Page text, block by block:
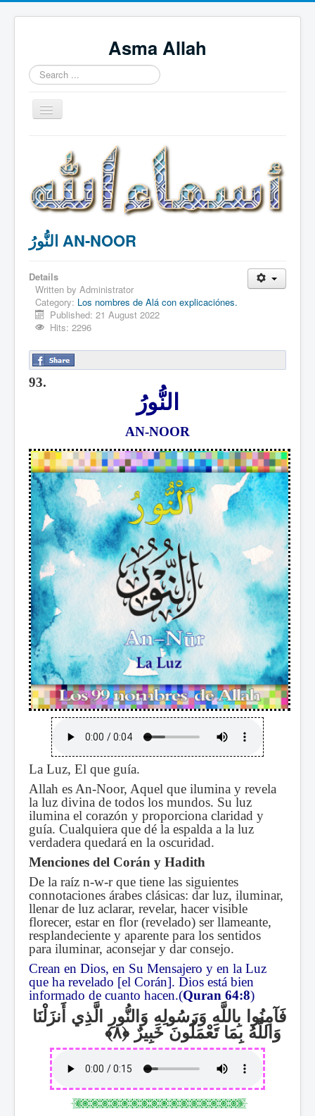
Asma Allah
Search
...
Toggle
Navigation
Intro Videos
Français
中国人
Español
English
Português
النُّورُ AN-NOOR
Details
Written by Administrator
Category: Los nombres de Alá con explicaciónes.
Published: 21 August 2022
Hits: 2296
93.
النُّورُ
AN-NOOR
La Luz, El que guía.
Allah es An-Noor, Aquel que ilumina y revela
la luz divina de todos los mundos. Su luz
ilumina el corazón y proporciona claridad y
guía. Cualquiera que dé la espalda a la luz
verdadera quedará en la oscuridad.
Menciones del Corán y Hadith
De la raíz n-w-r que tiene las siguientes
connotaciones árabes clásicas: dar luz, iluminar,
llenar de luz aclarar, revelar, hacer visible
florecer, estar en flor (revelado) ser llameante,
resplandeciente y aparente para los sentidos
para iluminar, aconsejar y dar consejo.
Crean en Dios, en Su Mensajero y en la Luz
que ha revelado [el Corán]. Dios está bien
informado de cuanto hacen.(Quran 64:8)
فَآمِنُوا بِاللَّهِ وَرَسُولِهِ وَالنُّورِ الَّذِي أَنزَلْنَا
وَاللَّهُ بِمَا تَعْمَلُونَ خَبِيرٌ